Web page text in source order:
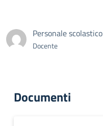
Personale scolastico
Docente
Documenti